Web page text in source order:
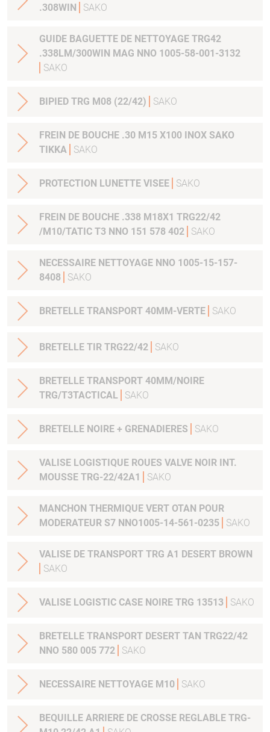
.308WIN
SAKO
GUIDE BAGUETTE DE NETTOYAGE TRG42
.338LM/300WIN MAG NNO 1005-58-001-3132
SAKO
BIPIED TRG M08 (22/42) SAKO
FREIN DE BOUCHE .30 M15 X100 INOX SAKO
TIKKA
SAKO
PROTECTION LUNETTE VISEE SAKO
FREIN DE BOUCHE .338 M18X1 TRG22/42
/M10/TATIC T3 NNO 151 578 402
SAKO
NECESSAIRE NETTOYAGE NNO 1005-15-157-
8408
SAKO
BRETELLE TRANSPORT 40MM-VERTE SAKO
BRETELLE TIR TRG22/42 SAKO
BRETELLE TRANSPORT 40MM/NOIRE
TRG/T3TACTICAL
SAKO
BRETELLE NOIRE + GRENADIERES SAKO
VALISE LOGISTIQUE ROUES VALVE NOIR INT.
MOUSSE TRG-22/42A1
SAKO
MANCHON THERMIQUE VERT OTAN POUR
MODERATEUR S7 NNO1005-14-561-0235
SAKO
VALISE DE TRANSPORT TRG A1 DESERT BROWN
SAKO
VALISE LOGISTIC CASE NOIRE TRG 13513 SAKO
BRETELLE TRANSPORT DESERT TAN TRG22/42
NNO 580 005 772
SAKO
NECESSAIRE NETTOYAGE M10 SAKO
BEQUILLE ARRIERE DE CROSSE REGLABLE TRG-